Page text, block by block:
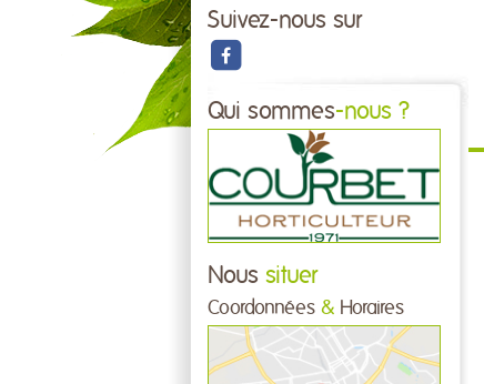
Suivez-nous sur
Qui sommes-nous ?
Nous situer
Coordonnées & Horaires